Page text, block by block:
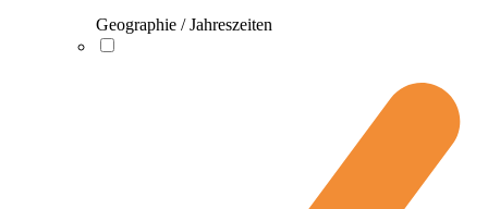
Geographie / Jahreszeiten